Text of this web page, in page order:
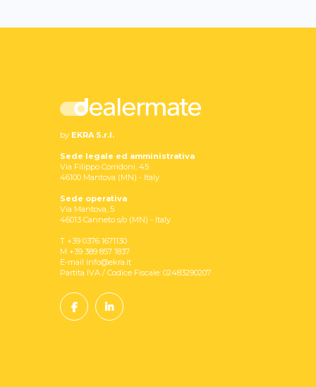
by EKRA S.r.l.
Sede legale ed amministrativa
Via Filippo Corridoni, 45
46100 Mantova (MN) - Italy
Sede operativa
Via Mantova, 5
46013 Canneto s/o (MN) - Italy
T +39 0376 1671130
M +39 389 857 1837
E-mail info@ekra.it
Partita IVA / Codice Fiscale: 02483290207